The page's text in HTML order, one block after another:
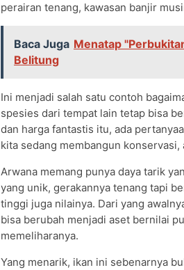
perairan tenang, kawasan banjir
Baca Juga Menatap
Belitung
Ini menjadi salah satu contoh
spesies dari tempat lain tetap bisa
dan harga fantastis itu, ada
kita sedang membangun
Arwana memang punya daya tarik
yang unik, gerakannya tenang tapi
tinggi juga nilainya. Dari yang
bisa berubah menjadi aset bernilai
memeliharanya.
Yang menarik, ikan ini sebenarnya